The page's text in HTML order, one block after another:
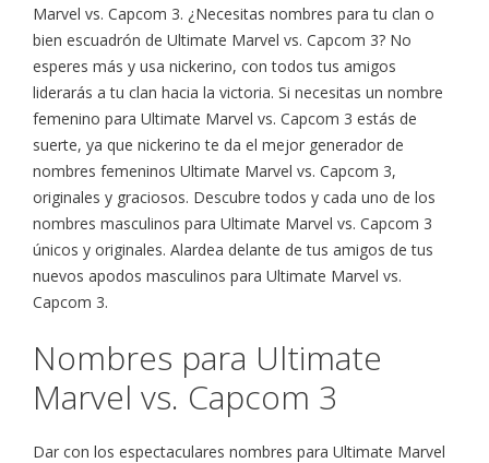
Marvel vs. Capcom 3. ¿Necesitas nombres para tu clan o
bien escuadrón de Ultimate Marvel vs. Capcom 3? No
esperes más y usa nickerino, con todos tus amigos
liderarás a tu clan hacia la victoria. Si necesitas un nombre
femenino para Ultimate Marvel vs. Capcom 3 estás de
suerte, ya que nickerino te da el mejor generador de
nombres femeninos Ultimate Marvel vs. Capcom 3,
originales y graciosos. Descubre todos y cada uno de los
nombres masculinos para Ultimate Marvel vs. Capcom 3
únicos y originales. Alardea delante de tus amigos de tus
nuevos apodos masculinos para Ultimate Marvel vs.
Capcom 3.
Nombres para Ultimate
Marvel vs. Capcom 3
Dar con los espectaculares nombres para Ultimate Marvel